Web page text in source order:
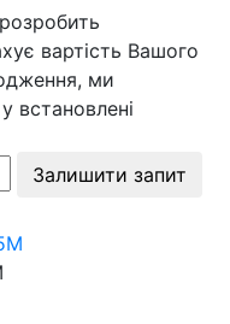
вартість Вашого
ми
встановлені
Залишити запит